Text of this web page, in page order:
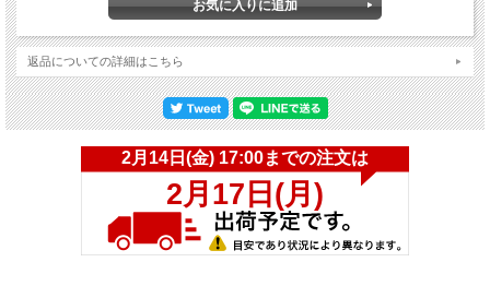
返品についての詳細はこちら